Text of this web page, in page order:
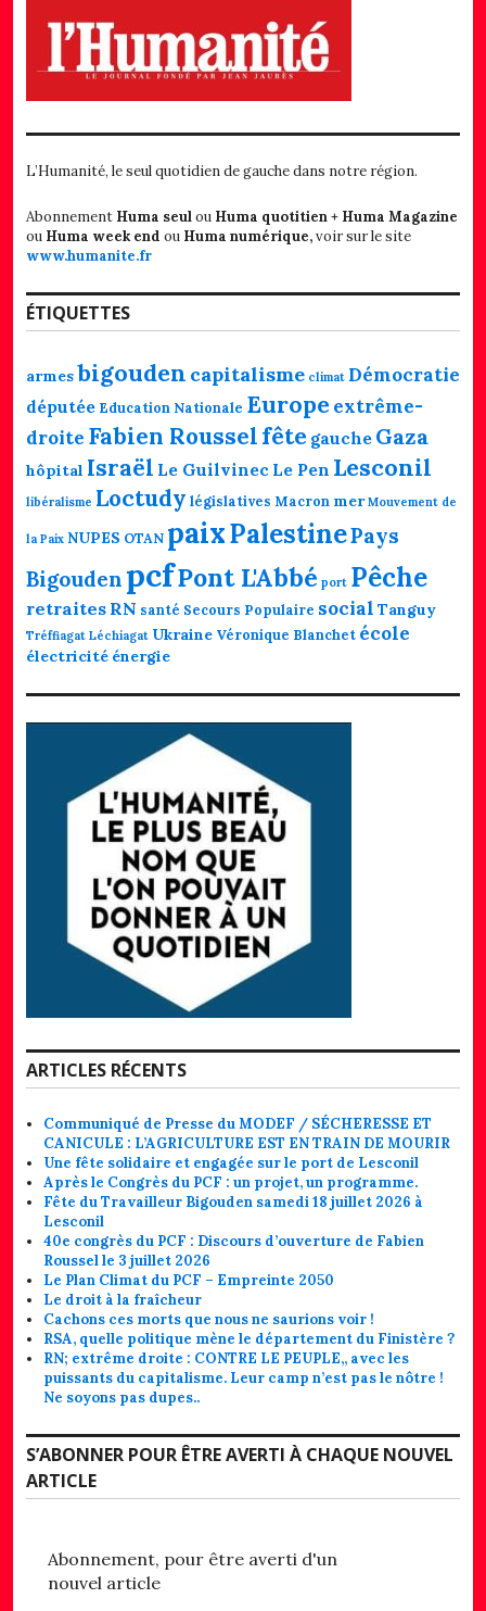
L’Humanité, le seul quotidien de gauche dans notre région.
Abonnement Huma seulou Huma quotitien + Huma Magazine
ou Huma week end ou Huma numérique,voir sur le site
www.humanite.fr
ÉTIQUETTES
armesbigouden capitalisme climat Démocratie
députée Education Nationale Europe extrême-
droite Fabien Rousselfête gauche Gaza
hôpital Israël Le Guilvinec Le Pen Lesconil
libéralisme Loctudy législatives Macron mer Mouvement de
la Paix NUPES OTAN paixPalestinePays
Bigouden pcfPont L'Abbé port Pêche
retraites RN santé Secours Populaire social Tanguy
Tréffiagat Léchiagat Ukraine Véronique Blanchet école
électricité énergie
ARTICLES RÉCENTS
Communiqué de Presse du MODEF / SÉCHERESSE ET
CANICULE : L’AGRICULTURE EST EN TRAIN DE MOURIR
Une fête solidaire et engagée sur le port de Lesconil
Après le Congrès du PCF : un projet, un programme.
Fête du Travailleur Bigouden samedi 18 juillet 2026 à
Lesconil
40e congrès du PCF : Discours d’ouverture de Fabien
Roussel le 3 juillet 2026
Le Plan Climat du PCF – Empreinte 2050
Le droit à la fraîcheur
Cachons ces morts que nous ne saurions voir !
RSA, quelle politique mène le département du Finistère ?
RN; extrême droite : CONTRE LE PEUPLE,, avec les
puissants du capitalisme. Leur camp n’est pas le nôtre !
Ne soyons pas dupes..
S’ABONNER POUR ÊTRE AVERTI À CHAQUE NOUVEL
ARTICLE
Abonnement, pour être averti d'un
nouvel article